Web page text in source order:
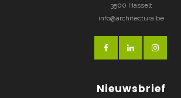
3500 Hasselt
info@architectura.be
Nieuwsbrief